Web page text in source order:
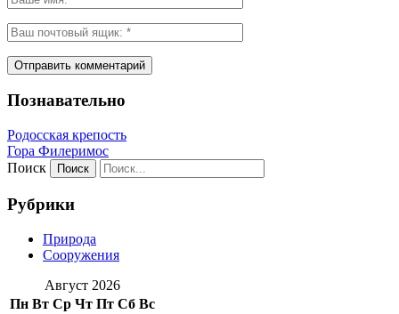
Познавательно
Родосская крепость
Гора Филеримос
Поиск
Рубрики
Природа
Сооружения
Август 2026
Пн Вт Ср Чт Пт Сб Вс